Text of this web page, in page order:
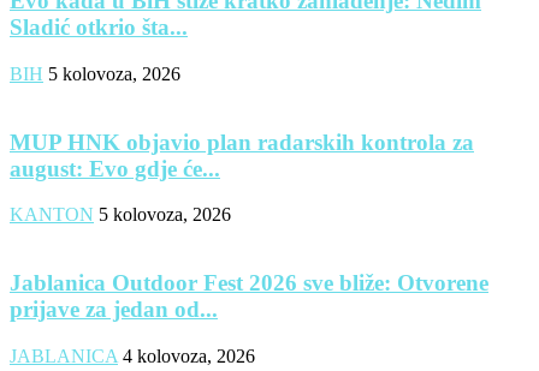
Sladić otkrio šta...
BIH 5 kolovoza, 2026
MUP HNK objavio plan radarskih kontrola za
august: Evo gdje će...
KANTON 5 kolovoza, 2026
Jablanica Outdoor Fest 2026 sve bliže: Otvorene
prijave za jedan od...
JABLANICA 4 kolovoza, 2026